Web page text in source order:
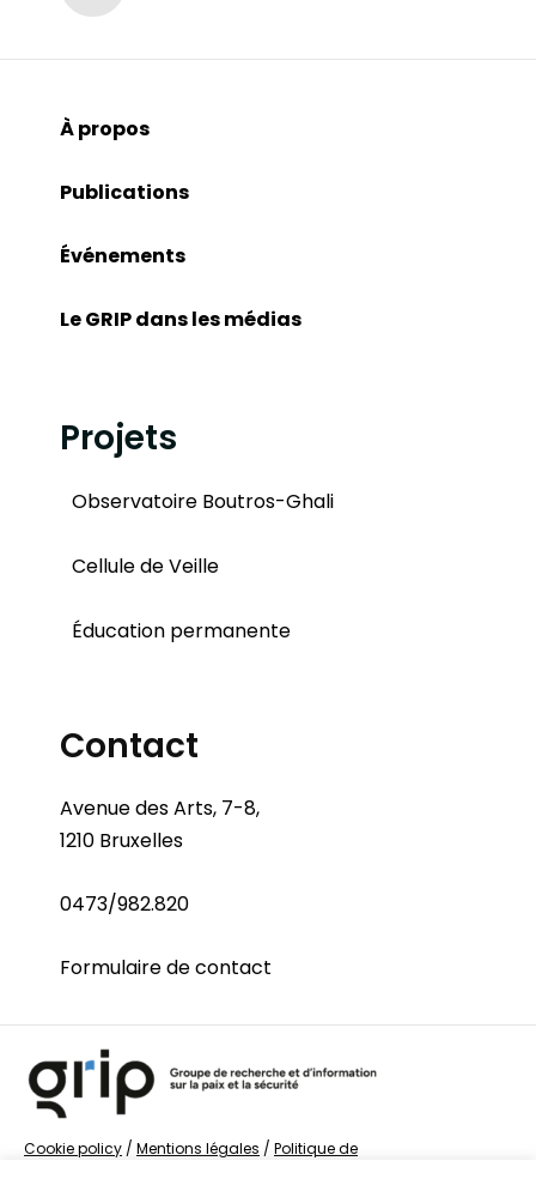
À propos
Publications
Événements
Le GRIP dans les médias
Projets
Observatoire Boutros-Ghali
Cellule de Veille
Éducation permanente
Contact
Avenue des Arts, 7-8,
1210 Bruxelles
0473/982.820
Formulaire de contact
Cookie policy / Mentions légales / Politique de